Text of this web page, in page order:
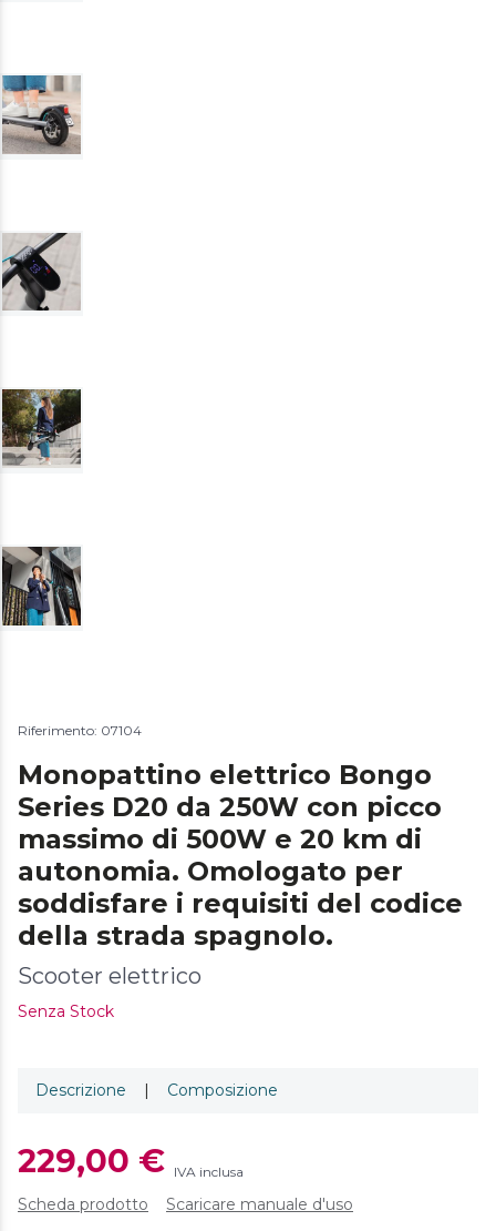
Riferimento: 07104
Monopattino elettrico Bongo
Series D20 da 250W con picco
massimo di 500W e 20 km di
autonomia. Omologato per
soddisfare i requisiti del codice
della strada spagnolo.
Scooter elettrico
Senza Stock
Descrizione | Composizione
229,00 € IVA inclusa
Scheda prodotto Scaricare manuale d'uso